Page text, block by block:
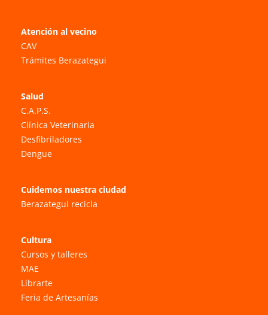
Atención al vecino
CAV
Trámites Berazategui
Salud
C.A.P.S.
Clínica Veterinaria
Desfibriladores
Dengue
Cuidemos nuestra ciudad
Berazategui recicla
Cultura
Cursos y talleres
MAE
Librarte
Feria de Artesanías